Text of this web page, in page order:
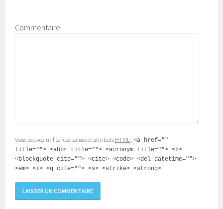
Commentaire
Vous pouvez utiliser ces balises et attributs HTML :<a href=""
title=""> <abbr title=""> <acronym title=""> <b>
<blockquote cite=""> <cite> <code> <del datetime="">
<em> <i> <q cite=""> <s> <strike> <strong>